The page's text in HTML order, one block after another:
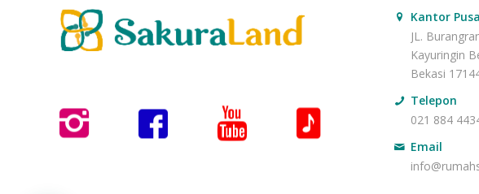
@rumahkusakura
Rumah
Sakura
Sakura
Sejahtera
Sakura
Land
Kantor
JL.
Kayuringin
Bekasi
Telepon
021 884
Email